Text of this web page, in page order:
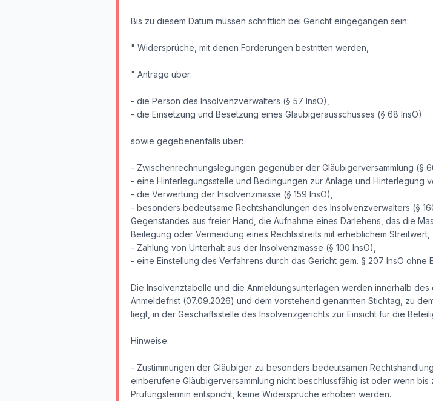
Bis zu diesem Datum müssen schriftlich bei Gericht eingegangen sein:
" Widersprüche, mit denen Forderungen bestritten werden,
" Anträge über:
- die Person des Insolvenzverwalters (§ 57 InsO),
- die Einsetzung und Besetzung eines Gläubigerausschusses (§ 68 InsO)
sowie gegebenenfalls über:
- Zwischenrechnungslegungen gegenüber der Gläubigerversammlung (§
- eine Hinterlegungsstelle und Bedingungen zur Anlage und Hinterlegung
- die Verwertung der Insolvenzmasse (§ 159 InsO),
- besonders bedeutsame Rechtshandlungen des Insolvenzverwalters (§
Gegenstandes aus freier Hand, die Aufnahme eines Darlehens, das die
Beilegung oder Vermeidung eines Rechtsstreits mit erheblichem Streitwert,
- Zahlung von Unterhalt aus der Insolvenzmasse (§ 100 InsO),
- eine Einstellung des Verfahrens durch das Gericht gem. § 207 InsO
Die Insolvenztabelle und die Anmeldungsunterlagen werden innerhalb
Anmeldefrist (07.09.2026) und dem vorstehend genannten Stichtag, zu
liegt, in der Geschäftsstelle des Insolvenzgerichts zur Einsicht für die
Hinweise:
- Zustimmungen der Gläubiger zu besonders bedeutsamen
einberufene Gläubigerversammlung nicht beschlussfähig ist oder wenn
Prüfungstermin entspricht, keine Widersprüche erhoben werden.